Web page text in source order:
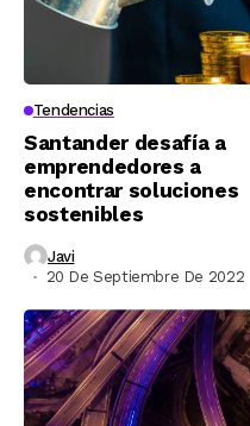
Tendencias
Santander desafía a
emprendedores a
encontrar soluciones
sostenibles
Javi
20 De Septiembre De 2022